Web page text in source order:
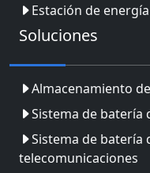
Estación de
Soluciones
Almacenamiento
Sistema de batería
Sistema de batería
telecomunicaciones